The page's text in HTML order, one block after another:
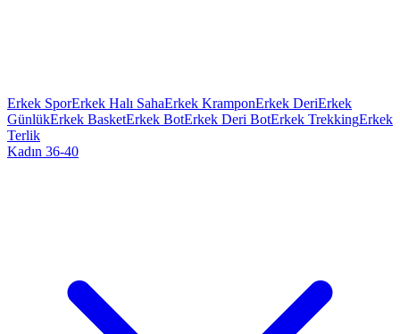
Erkek SporErkek Halı SahaErkek KramponErkek DeriErkek
GünlükErkek BasketErkek BotErkek Deri BotErkek TrekkingErkek
Terlik
Kadın 36-40